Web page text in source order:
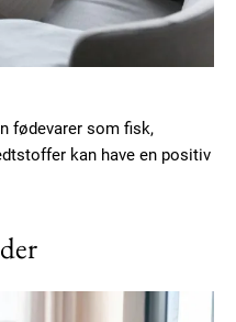
fødevarer som fisk,
kan have en positiv